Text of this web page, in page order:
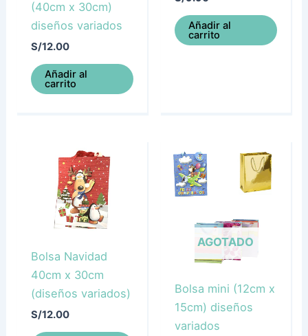
(40cm x 30cm)
diseños variados
S/12.00
Añadir al
carrito
Añadir al
carrito
Bolsa Navidad
40cm x 30cm
(diseños variados)
S/12.00
AGOTADO
Bolsa mini (12cm x
15cm) diseños
variados